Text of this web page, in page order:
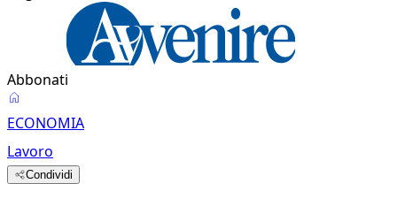
Abbonati
ECONOMIA
Lavoro
Condividi